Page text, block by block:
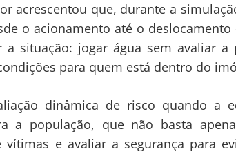
acrescentou que, durante a
o acionamento até o
a situação: jogar água sem avaliar
para quem está dentro do
dinâmica de risco quando a
a população, que não basta
vítimas e avaliar a segurança para